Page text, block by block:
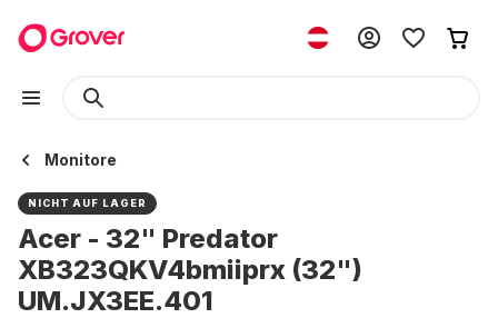
Monitore
NICHT AUF LAGER
Acer - 32" Predator
XB323QKV4bmiiprx (32")
UM.JX3EE.401